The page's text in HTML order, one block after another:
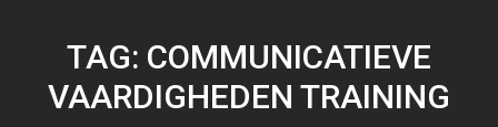
TAG: COMMUNICATIEVE
VAARDIGHEDEN TRAINING